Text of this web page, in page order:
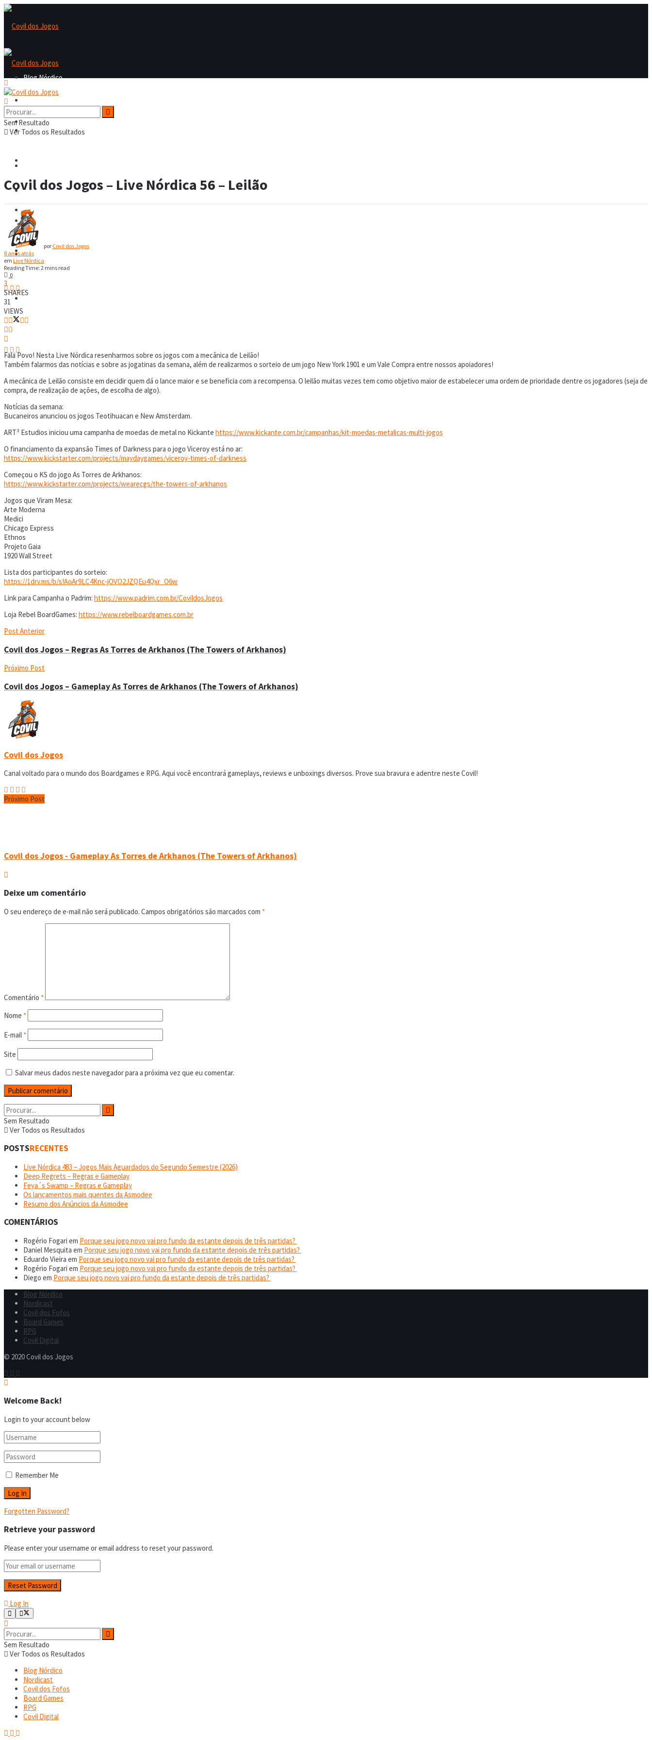
Blog Nórdico
Nordicast
Board Games
RPG
Covil Digital
Nordicast
Board Games
RPG
Covil Digital
Sem Resultado
Ver Todos os Resultados
Covil dos Jogos – Live Nórdica 56 – Leilão
por Covil dos Jogos
8 anos atrás
em Live Nórdica
Reading Time: 2 mins read
0
3
SHARES
31
VIEWS
Fala Povo! Nesta Live Nórdica resenharmos sobre os jogos com a mecânica de Leilão!
Também falarmos das notícias e sobre as jogatinas da semana, além de realizarmos o sorteio de um jogo New York 1901 e um Vale Compra entre nossos apoiadores!
A mecânica de Leilão consiste em decidir quem dá o lance maior e se beneficia com a recompensa. O leilão muitas vezes tem como objetivo maior de estabelecer uma ordem de prioridade dentre os jogadores (seja de
compra, de realização de ações, de escolha de algo).
Notícias da semana:
Bucaneiros anunciou os jogos Teotihuacan e New Amsterdam.
ART³ Estudios iniciou uma campanha de moedas de metal no Kickante https://www.kickante.com.br/campanhas/kit-moedas-metalicas-multi-jogos
O financiamento da expansão Times of Darkness para o jogo Viceroy está no ar:
https://www.kickstarter.com/projects/maydaygames/viceroy-times-of-darkness
Começou o KS do jogo As Torres de Arkhanos:
https://www.kickstarter.com/projects/wearecgs/the-towers-of-arkhanos
Jogos que Viram Mesa:
Arte Moderna
Medici
Chicago Express
Ethnos
Projeto Gaia
1920 Wall Street
Lista dos participantes do sorteio:
https://1drv.ms/b/s!AoAr9LC4Knc-jOVO2JZQEu4Qxr_O6w
Link para Campanha o Padrim: https://www.padrim.com.br/CovildosJogos
Loja Rebel BoardGames: https://www.rebelboardgames.com.br
Post Anterior
Covil dos Jogos – Regras As Torres de Arkhanos (The Towers of Arkhanos)
Próximo Post
Covil dos Jogos – Gameplay As Torres de Arkhanos (The Towers of Arkhanos)
Covil dos Jogos
Canal voltado para o mundo dos Boardgames e RPG. Aqui você encontrará gameplays, reviews e unboxings diversos. Prove sua bravura e adentre neste Covil!
Próximo Post
Covil dos Jogos - Gameplay As Torres de Arkhanos (The Towers of Arkhanos)
Deixe um comentário
O seu endereço de e-mail não será publicado. Campos obrigatórios são marcados com *
Comentário *
Nome *
E-mail *
Site
Salvar meus dados neste navegador para a próxima vez que eu comentar.
Sem Resultado
Ver Todos os Resultados
POSTSRECENTES
Live Nórdica 483 – Jogos Mais Aguardados do Segundo Semestre (2026)
Deep Regrets – Regras e Gameplay
Feya´s Swamp – Regras e Gameplay
Os lançamentos mais quentes da Asmodee
Resumo dos Anúncios da Asmodee
COMENTÁRIOS
Rogério Fogari em Porque seu jogo novo vai pro fundo da estante depois de três partidas?
Daniel Mesquita em Porque seu jogo novo vai pro fundo da estante depois de três partidas?
Eduardo Vieira em Porque seu jogo novo vai pro fundo da estante depois de três partidas?
Rogério Fogari em Porque seu jogo novo vai pro fundo da estante depois de três partidas?
Diego em Porque seu jogo novo vai pro fundo da estante depois de três partidas?
Blog Nórdico
Nordicast
Covil dos Fofos
Board Games
RPG
Covil Digital
© 2020 Covil dos Jogos
Welcome Back!
Login to your account below
Remember Me
Forgotten Password?
Retrieve your password
Please enter your username or email address to reset your password.
Log In
Sem Resultado
Ver Todos os Resultados
Blog Nórdico
Nordicast
Covil dos Fofos
Board Games
RPG
Covil Digital